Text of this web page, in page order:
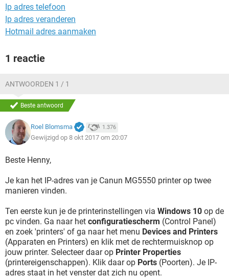
Ip adres telefoon
Ip adres veranderen
Hotmail adres aanmaken
1 reactie
ANTWOORDEN 1 / 1
Beste antwoord
Roel Blomsma 1.376
Gewijzigd op 8 okt 2017 om 20:07
Beste Henny,
Je kan het IP-adres van je Canun MG5550 printer op twee
manieren vinden.
Ten eerste kun je de printerinstellingen via Windows 10 op de
pc vinden. Ga naar het configuratiescherm (Control Panel)
en zoek 'printers' of ga naar het menu Devices and Printers
(Apparaten en Printers) en klik met de rechtermuisknop op
jouw printer. Selecteer daar op Printer Properties
(printereigenschappen). Klik daar op Ports (Poorten). Je IP-
adres staat in het venster dat zich nu opent.